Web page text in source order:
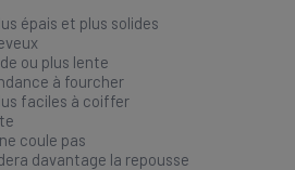
épais et plus solides
ou plus lente
à fourcher
faciles à coiffer
coule pas
davantage la repousse